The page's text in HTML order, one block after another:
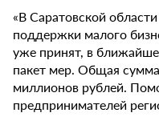
«В Саратовской
поддержки малого
уже принят, в
пакет мер. Общая
миллионов рублей.
предпринимателей